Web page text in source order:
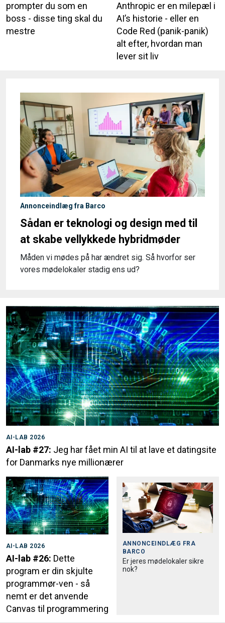
prompter du som en
boss - disse ting skal du
mestre
Anthropic er en milepæl i
AI’s historie - eller en
Code Red (panik-panik)
alt efter, hvordan man
lever sit liv
Annonceindlæg fra Barco
Sådan er teknologi og design med til
at skabe vellykkede hybridmøder
Måden vi mødes på har ændret sig. Så hvorfor ser
vores mødelokaler stadig ens ud?
AI-LAB 2026
AI-lab #27: Jeg har fået min AI til at lave et datingsite
for Danmarks nye millionærer
AI-LAB 2026
AI-lab #26: Dette
program er din skjulte
programmør-ven - så
nemt er det anvende
Canvas til programmering
ANNONCEINDLÆG FRA
BARCO
Er jeres mødelokaler sikre
nok?